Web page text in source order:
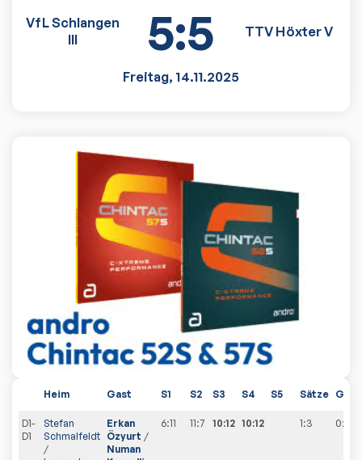
VfL Schlangen
III
5:5 TTV Höxter V
Freitag, 14.11.2025
Heim Gast S1 S2 S3 S4 S5 Sätze
D1-
D1
Stefan
Schmalfeldt
/
Erkan
Özyurt /
Numan
6:11 11:7 10:12 10:12 1:3 0: